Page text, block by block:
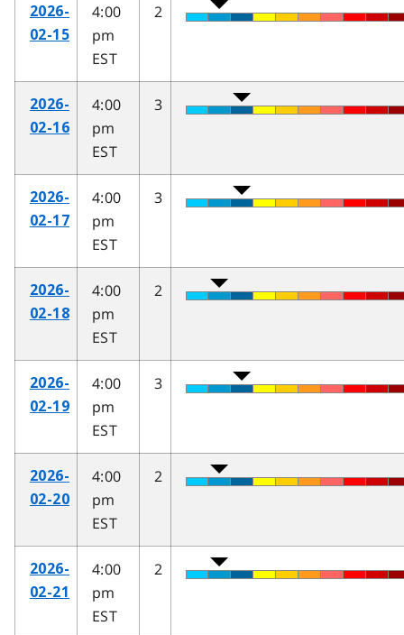
2026-
02-15
4:00
pm
EST
2
2026-
02-16
4:00
pm
EST
3
2026-
02-17
4:00
pm
EST
3
2026-
02-18
4:00
pm
EST
2
2026-
02-19
4:00
pm
EST
3
2026-
02-20
4:00
pm
EST
2
2026-
02-21
4:00
pm
EST
2